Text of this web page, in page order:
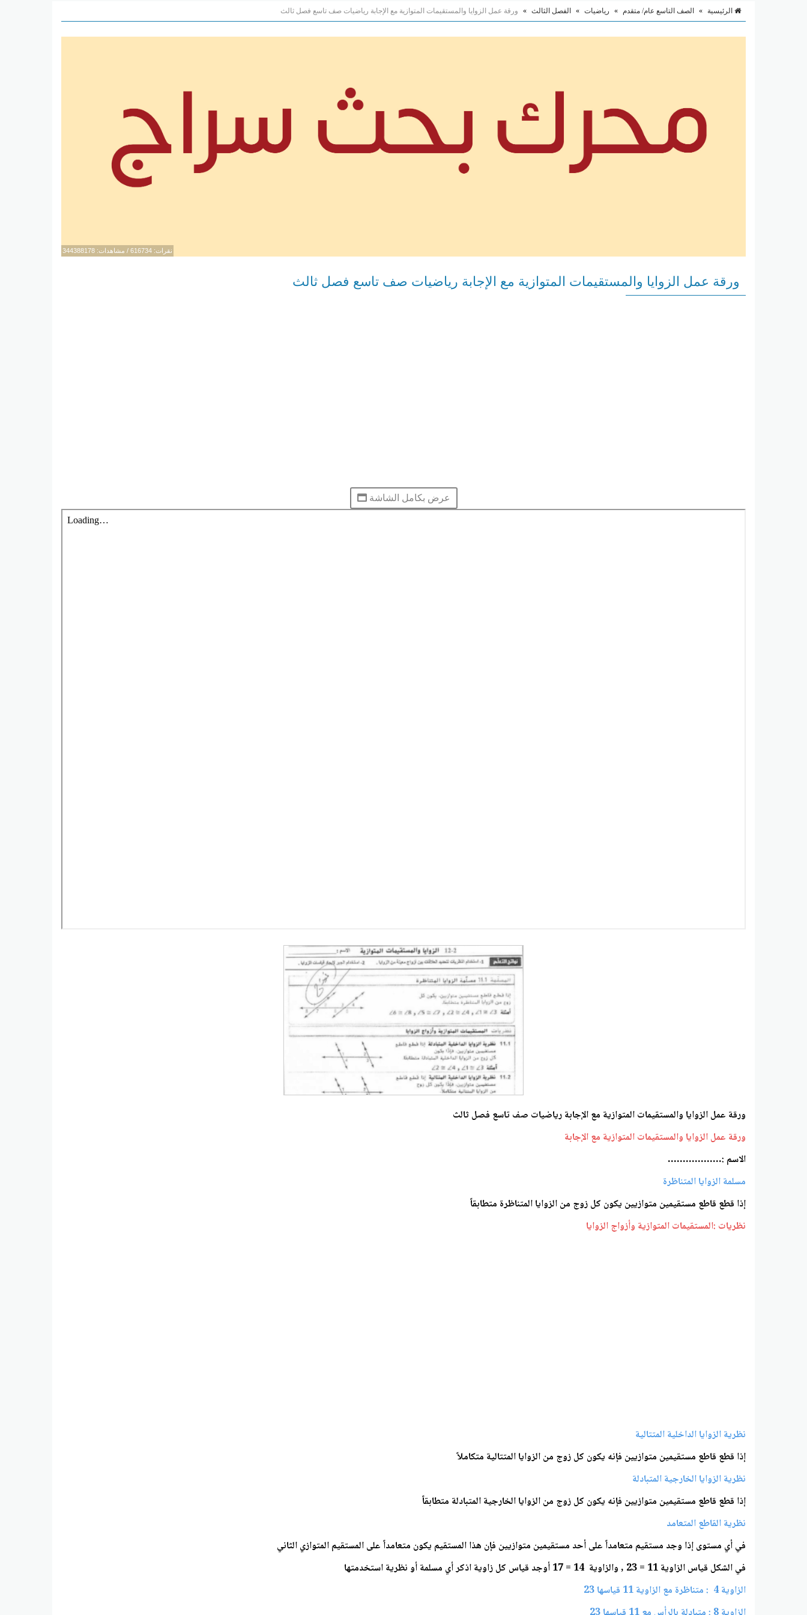
الرئيسية » الصف التاسع عام/ متقدم » رياضيات » الفصل الثالث » ورقة عمل الزوايا والمستقيمات المتوازية مع الإجابة رياضيات صف تاسع فصل ثالث
نقرات: 616734 / مشاهدات: 344388178
ورقة عمل الزوايا والمستقيمات المتوازية مع الإجابة رياضيات صف تاسع فصل ثالث
عرض بكامل الشاشة
ورقة عمل الزوايا والمستقيمات المتوازية مع الإجابة رياضيات صف تاسع فصل ثالث
ورقة عمل الزوايا والمستقيمات المتوازية مع الإجابة
الاسم :………………
مسلمة الزوايا المتناظرة
إذا قطع قاطع مستقيمين متوازيين يكون كل زوج من الزوايا المتناظرة متطابقاً
نظريات :المستقيمات المتوازية وأزواج الزوايا
نظرية الزوايا الداخلية المتتالية
إذا قطع قاطع مستقيمين متوازيين فإنه يكون كل زوج من الزوايا المتتالية متكاملاً
نظرية الزوايا الخارجية المتبادلة
إذا قطع قاطع مستقيمين متوازيين فإنه يكون كل زوج من الزوايا الخارجية المتبادلة متطابقاً
نظرية القاطع المتعامد
في أي مستوى إذا وجد مستقيم متعامداً على أحد مستقيمين متوازيين فإن هذا المستقيم يكون متعامداً على المستقيم المتوازي الثاني
في الشكل قياس الزاوية 11 = 23 , والزاوية 14 = 17 أوجد قياس كل زاوية اذكر أي مسلمة أو نظرية استخدمتها
الزاوية 4 : متناظرة مع الزاوية 11 قياسها 23